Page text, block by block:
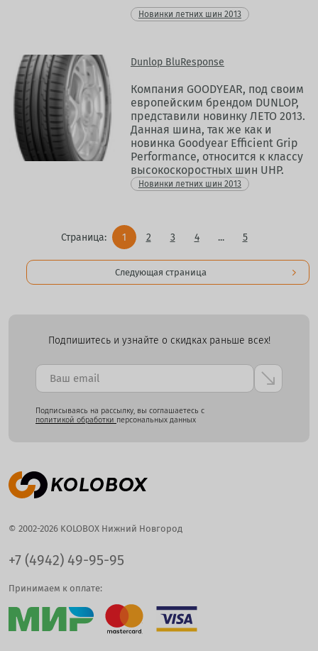
Новинки летних шин 2013
Dunlop BluResponse
Компания GOODYEAR, под своим
европейским брендом DUNLOP,
представили новинку ЛЕТО 2013.
Данная шина, так же как и
новинка Goodyear Efficient Grip
Performance, относится к классу
высокоскоростных шин UHP.
Новинки летних шин 2013
Страница: 1 2 3 4 ... 5
Следующая страница
Подпишитесь и узнайте о скидках раньше всех!
Подписываясь на рассылку, вы соглашаетесь с
политикой обработки персональных данных
© 2002-2026 KOLOBOX Нижний Новгород
+7 (4942) 49-95-95
Принимаем к оплате: